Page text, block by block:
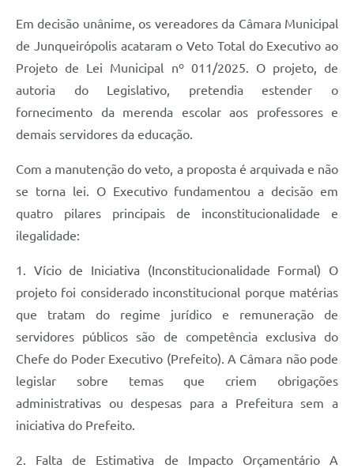
Carta de Serviços
Arquivos para Download
Plano de Contratação Anual
Contato
Concursos e Processos Seletivos
Galeria de Presidentes
Galeria de Prefeitos
Links
Agenda de Eventos
Telefones Úteis
Em decisão unânime, os vereadores da Câmara Municipal
de Junqueirópolis acataram o Veto Total do Executivo ao
Projeto de Lei Municipal nº 011/2025. O projeto, de
autoria do Legislativo, pretendia estender o
fornecimento da merenda escolar aos professores e
demais servidores da educação.
Com a manutenção do veto, a proposta é arquivada e não
se torna lei. O Executivo fundamentou a decisão em
quatro pilares principais de inconstitucionalidade e
ilegalidade:
1. Vício de Iniciativa (Inconstitucionalidade Formal) O
projeto foi considerado inconstitucional porque matérias
que tratam do regime jurídico e remuneração de
servidores públicos são de competência exclusiva do
Chefe do Poder Executivo (Prefeito). A Câmara não pode
legislar sobre temas que criem obrigações
administrativas ou despesas para a Prefeitura sem a
iniciativa do Prefeito.
2. Falta de Estimativa de Impacto Orçamentário A